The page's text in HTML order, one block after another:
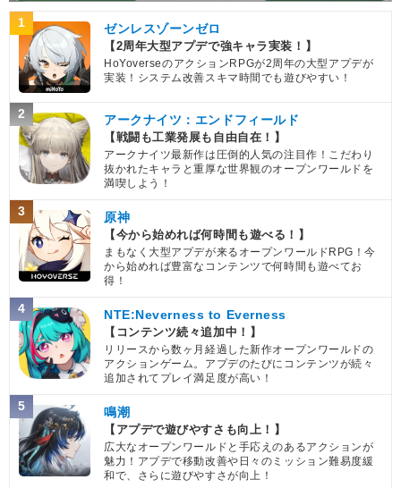
1 ゼンレスゾーンゼロ
【2周年大型アプデで強キャラ実装！】
HoYoverseのアクションRPGが2周年の大型アプデが
実装！システム改善スキマ時間でも遊びやすい！
2 アークナイツ：エンドフィールド
【戦闘も工業発展も自由自在！】
アークナイツ最新作は圧倒的人気の注目作！こだわり
抜かれたキャラと重厚な世界観のオープンワールドを
満喫しよう！
3 原神
【今から始めれば何時間も遊べる！】
まもなく大型アプデが来るオープンワールドRPG！今
から始めれば豊富なコンテンツで何時間も遊べてお
得！
4 NTE:Neverness to Everness
【コンテンツ続々追加中！】
リリースから数ヶ月経過した新作オープンワールドの
アクションゲーム。アプデのたびにコンテンツが続々
追加されてプレイ満足度が高い！
5 鳴潮
【アプデで遊びやすさも向上！】
広大なオープンワールドと手応えのあるアクションが
魅力！アプデで移動改善や日々のミッション難易度緩
和で、さらに遊びやすさが向上！